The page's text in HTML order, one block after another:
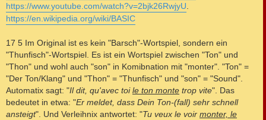
https://www.youtube.com/watch?v=2bjk26RwjyU
https://en.wikipedia.org/wiki/BASIC
17 5 Im Original ist es kein "Barsch"-Wortspiel, sondern ein
"Thunfisch"-Wortspiel. Es ist ein Wortspiel zwischen "Ton" und
"Thon" und wohl auch "son" in Komibnation mit "monter". "Ton" =
"Der Ton/Klang" und "Thon" = "Thunfisch" und "son" = "Sound".
Automatix sagt: "Il dit, qu'avec toile ton monte trop vite". Das
bedeutet in etwa: "Er meldet, dass Dein Ton-(fall) sehr schnell
ansteigt". Und Verleihnix antwortet: "Tu veux le voir monter, le